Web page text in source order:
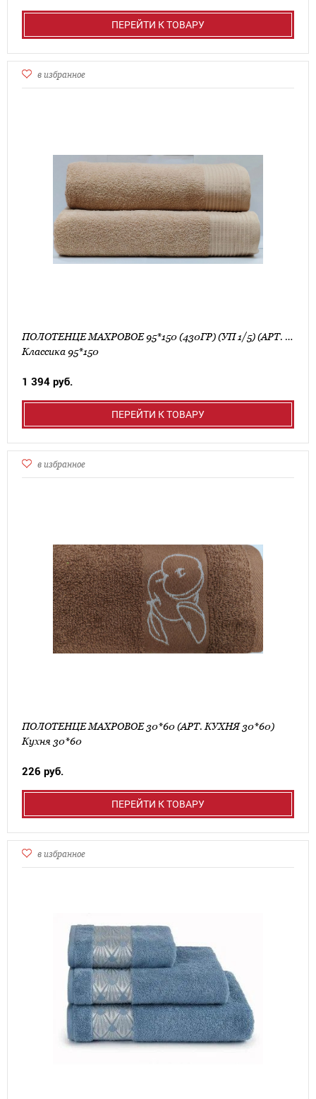
ПЕРЕЙТИ К ТОВАРУ
в избранное
ПОЛОТЕНЦЕ МАХРОВОЕ 95*150 (430ГР) (УП 1/5) (АРТ. КЛАССИКА 95*150)
Классика 95*150
1 394 руб.
ПЕРЕЙТИ К ТОВАРУ
в избранное
ПОЛОТЕНЦЕ МАХРОВОЕ 30*60 (АРТ. КУХНЯ 30*60)
Кухня 30*60
226 руб.
ПЕРЕЙТИ К ТОВАРУ
в избранное